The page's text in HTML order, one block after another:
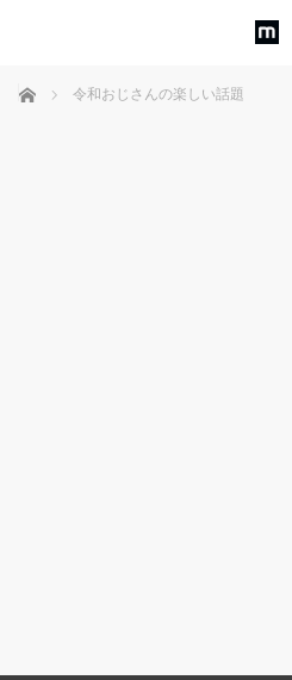
ホーム 令和おじさんの楽しい話題